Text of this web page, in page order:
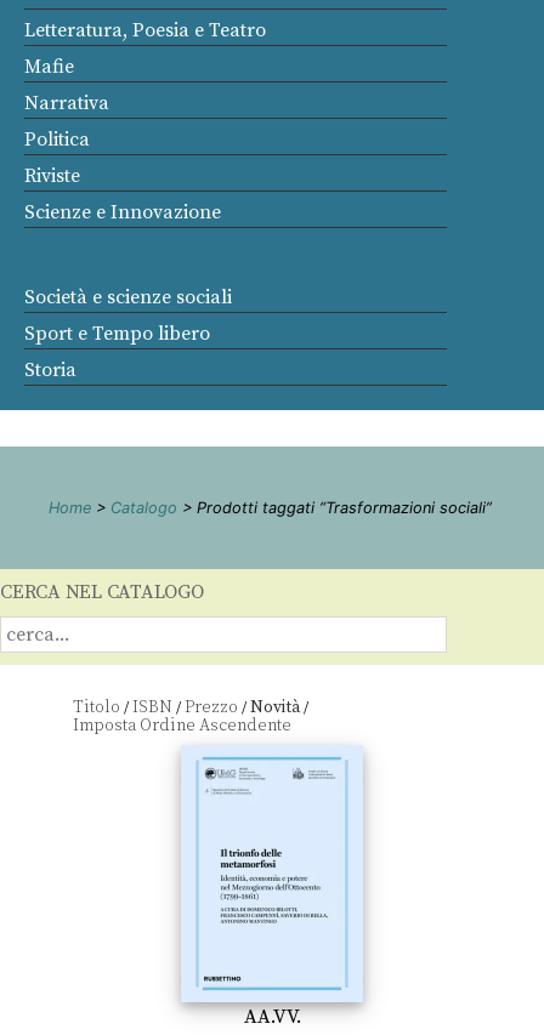
Letteratura, Poesia e Teatro
Mafie
Narrativa
Politica
Riviste
Scienze e Innovazione
Società e scienze sociali
Sport e Tempo libero
Storia
Home > Catalogo > Prodotti taggati “Trasformazioni sociali”
CERCA NEL CATALOGO
Titolo /ISBN /Prezzo /Novità/
AA.VV.